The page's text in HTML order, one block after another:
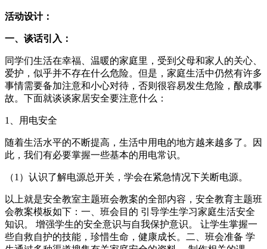
活动设计：
一、谈话引入：
同学们生活在幸福、温暖的家庭里，受到父母和家人的关心、
爱护，似乎并不存在什么危险。但是，家庭生活中仍然有许多
事情需要备加注意和小心对待，否则很容易发生危险，酿成事
故。下面就谈谈家居安全要注意什么：
1、用电安全
随着生活水平的不断提高，生活中用电的地方越来越多了。因
此，我们有必要掌握一些基本的用电常识。
（1）认识了解电源总开关，学会在紧急情况下关断电源。
以上就是安全教室主题班会教案的全部内容，安全教育主题班
会教案模板如下：一、班会目的 引导学生学习家庭生活安全
知识。 增强学生的安全意识与自我保护意识。 让学生掌握一
些自救自护的技能，珍惜生命，健康成长。二、班会准备 学